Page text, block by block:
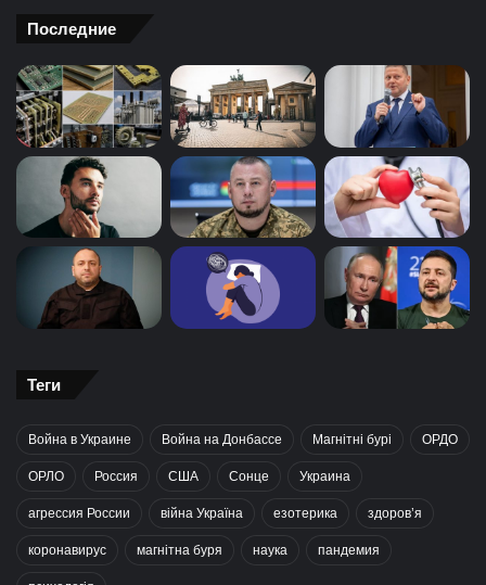
Последние
Теги
Война в Украине Война на Донбассе Магнітні бурі ОРДО
ОРЛО Россия США Сонце Украина
агрессия России війна Україна езотерика здоров’я
коронавирус магнітна буря наука пандемия